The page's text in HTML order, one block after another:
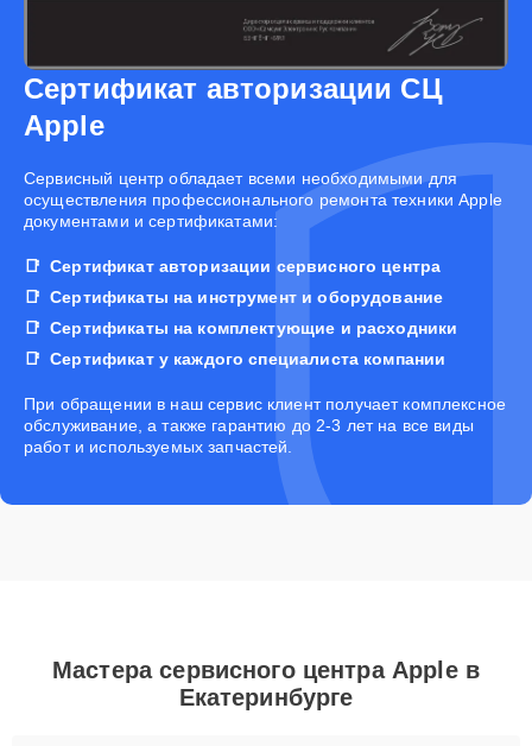
Сертификат авторизации СЦ
Apple
Cервисный центр обладает всеми необходимыми для
осуществления профессионального ремонта техники Apple
документами и сертификатами:
Сертификат авторизации сервисного центра
Сертификаты на инструмент и оборудование
Сертификаты на комплектующие и расходники
Сертификат у каждого специалиста компании
При обращении в наш сервис клиент получает комплексное
обслуживание, а также гарантию до 2-3 лет на все виды
работ и используемых запчастей.
Мастера сервисного центра Apple в
Екатеринбурге